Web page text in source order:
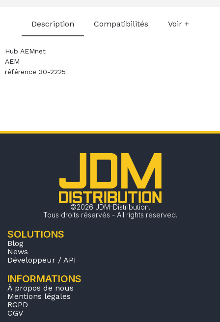
Description Compatibilités Voir +
Hub AEMnet
AEM
référence 30-2225
©2026 JDM-Distribution.
Tous droits réservés - All rights reserved.
SOLUTIONS
Blog
News
Développeur / API
INFORMATIONS
À propos de nous
Mentions légales
RGPD
CGV